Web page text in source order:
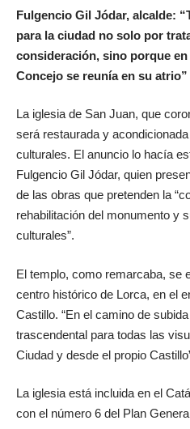
Fulgencio Gil Jódar, alcalde:
para la ciudad no solo por
consideración, sino porque
Concejo se reunía en su atrio”
La iglesia de San Juan, que
será restaurada y
culturales. El anuncio lo hacía
Fulgencio Gil Jódar, quien
de las obras que pretenden la
rehabilitación del monumento y
culturales”.
El templo, como remarcaba, se
centro histórico de Lorca, en el
Castillo. “En el camino de
trascendental para todas las
Ciudad y desde el propio
La iglesia está incluida en el
con el número 6 del Plan